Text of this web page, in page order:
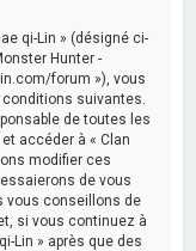
qi-Lin » (désigné ci-
Hunter -
forum »), vous
suivantes.
de toutes les
accéder à « Clan
modifier ces
de vous
vous conseillons de
si vous continuez à
Lin » après que des